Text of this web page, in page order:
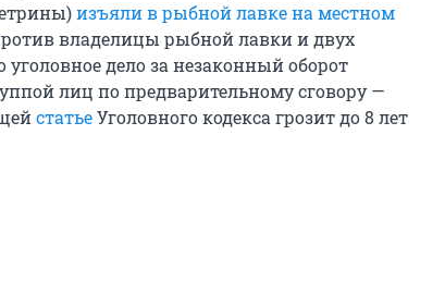
изъяли в рыбной лавке на местном
владелицы рыбной лавки и двух
дело за незаконный оборот
лиц по предварительному сговору —
статьеУголовного кодекса грозит до 8 лет